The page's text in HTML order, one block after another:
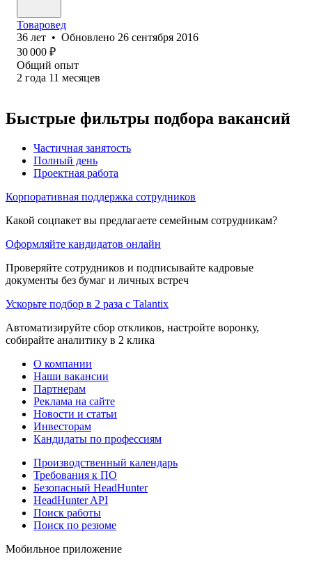
Товаровед
36 лет • Обновлено 26 сентября 2016
30 000 ₽
Общий опыт
2 года 11 месяцев
Быстрые фильтры подбора вакансий
Частичная занятость
Полный день
Проектная работа
Корпоративная поддержка сотрудников
Какой соцпакет вы предлагаете семейным сотрудникам?
Оформляйте кандидатов онлайн
Проверяйте сотрудников и подписывайте кадровые
документы без бумаг и личных встреч
Ускорьте подбор в 2 раза с Talantix
Автоматизируйте сбор откликов, настройте воронку,
собирайте аналитику в 2 клика
О компании
Наши вакансии
Партнерам
Реклама на сайте
Новости и статьи
Инвесторам
Кандидаты по профессиям
Производственный календарь
Требования к ПО
Безопасный HeadHunter
HeadHunter API
Поиск работы
Поиск по резюме
Мобильное приложение